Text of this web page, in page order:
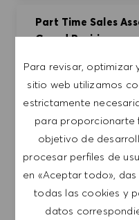
Para revisar, optimizar
sitio web utilizamos
estrictamente
para proporcionarte
objetivo de
procesar perfiles de
en «Aceptar todo»,
todas las cookies y
datos
Part Time Sales
Grand Prairie
HUGO BOSS
United States
Categoría
Retail Store
Entry Position
Join our team as a
HUGO BOSS! Utilize
service skills to
experience while